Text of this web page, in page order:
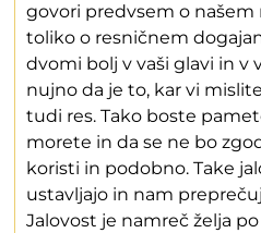
govori predvsem o
toliko o resničnem
dvomi bolj v vaši glavi in v
nujno da je to, kar vi
tudi res. Tako boste
morete in da se ne bo
koristi in podobno. Take
ustavljajo in nam
Jalovost je namreč želja